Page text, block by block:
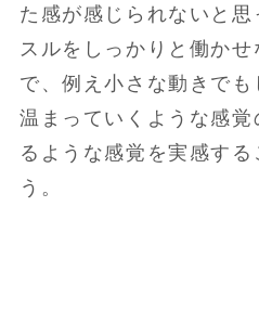
た感が感じられないと
スルをしっかりと働かせ
で、例え小さな動きで
温まっていくような感覚
るような感覚を実感する
う。